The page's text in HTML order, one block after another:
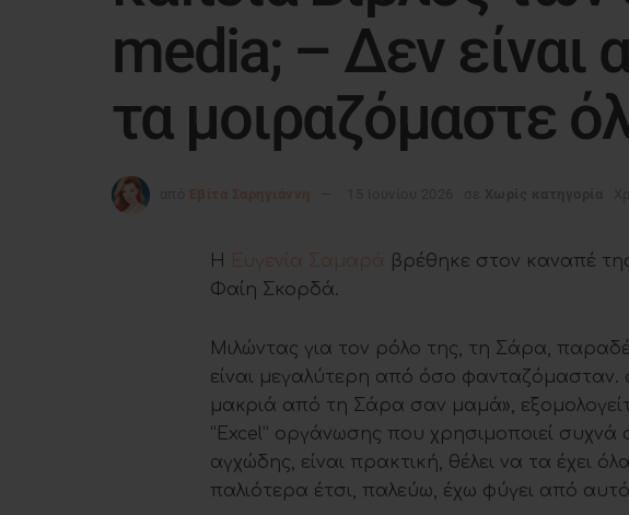
media; – Δεν είναι
τα μοιραζόμαστε
Η
βρέθηκε στον καναπέ
Φαίη Σκορδά.
Μιλώντας για τον ρόλο της, τη Σάρα,
είναι μεγαλύτερη από όσο
μακριά από τη Σάρα σαν μαμά»,
“Excel” οργάνωσης που χρησιμοποιεί συχνά
αγχώδης, είναι πρακτική, θέλει να τα έχει
παλιότερα έτσι, παλεύω, έχω φύγει από